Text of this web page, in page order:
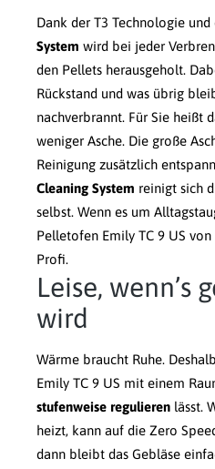
Dank der T3 Technologie und
System wird bei jeder
den Pellets herausgeholt.
Rückstand und was übrig
nachverbrannt. Für Sie heißt
weniger Asche. Die große
Reinigung zusätzlich
Cleaning System reinigt sich
selbst. Wenn es um
Pelletofen Emily TC 9 US
Profi.
Leise, wenn’s
wird
Wärme braucht Ruhe.
Emily TC 9 US mit einem
stufenweise regulieren lässt.
heizt, kann auf die Zero
dann bleibt das Gebläse